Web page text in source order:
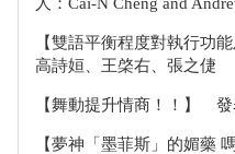
【雙語平衡程度對執行功
高詩姮、王棨右、張之倢
【舞動提升情商！！】
【夢神「墨菲斯」的媚藥